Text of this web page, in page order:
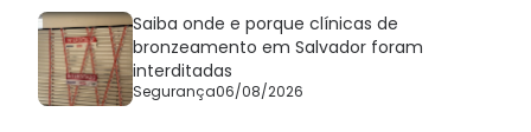
Saiba onde e porque clínicas de
bronzeamento em Salvador foram
interditadas
Segurança06/08/2026